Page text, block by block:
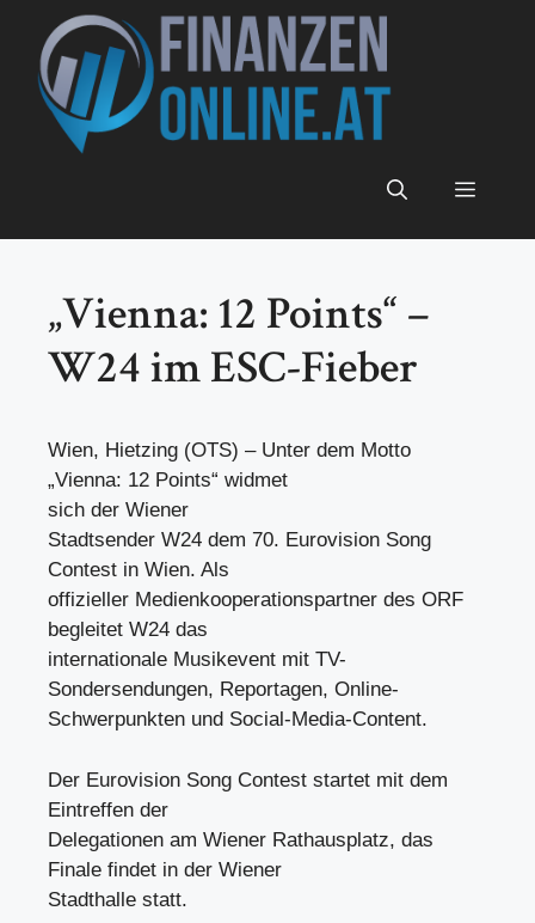
Inhalt
springen
Menü
„Vienna: 12 Points“ –
W24 im ESC-Fieber
Wien, Hietzing (OTS) – Unter dem Motto
„Vienna: 12 Points“ widmet
sich der Wiener
Stadtsender W24 dem 70. Eurovision Song
Contest in Wien. Als
offizieller Medienkooperationspartner des ORF
begleitet W24 das
internationale Musikevent mit TV-
Sondersendungen, Reportagen, Online-
Schwerpunkten und Social-Media-Content.
Der Eurovision Song Contest startet mit dem
Eintreffen der
Delegationen am Wiener Rathausplatz, das
Finale findet in der Wiener
Stadthalle statt.